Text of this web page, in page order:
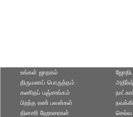
உங்கள் ஜாதகம்
திருமணப் பொருத்தம்
கணிதப் பஞ்சாங்கம்
பிறந்த எண் பலன்கள்
தினசரி ஹோரைகள்
செல்வ